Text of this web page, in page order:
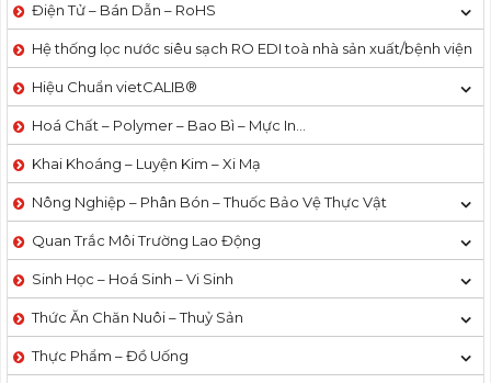
Điện Tử – Bán Dẫn – RoHS
Hệ thống lọc nước siêu sạch RO EDI​​ toà nhà sản xuất/bệnh viện
Hiệu Chuẩn vietCALIB®
Hoá Chất – Polymer – Bao Bì – Mực In…
Khai Khoáng – Luyện Kim – Xi Mạ
Nông Nghiệp – Phân Bón – Thuốc Bảo Vệ Thực Vật
Quan Trắc Môi Trường Lao Động
Sinh Học – Hoá Sinh – Vi Sinh
Thức Ăn Chăn Nuôi – Thuỷ Sản
Thực Phẩm – Đồ Uống